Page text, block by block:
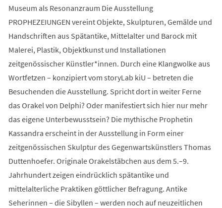
Museum als Resonanzraum Die Ausstellung
PROPHEZEIUNGEN vereint Objekte, Skulpturen, Gemälde und
Handschriften aus Spätantike, Mittelalter und Barock mit
Malerei, Plastik, Objektkunst und Installationen
zeitgenössischer Künstler*innen. Durch eine Klangwolke aus
Wortfetzen – konzipiert vom storyLab kiU – betreten die
Besuchenden die Ausstellung. Spricht dort in weiter Ferne
das Orakel von Delphi? Oder manifestiert sich hier nur mehr
das eigene Unterbewusstsein? Die mythische Prophetin
Kassandra erscheint in der Ausstellung in Form einer
zeitgenössischen Skulptur des Gegenwartskünstlers Thomas
Duttenhoefer. Originale Orakelstäbchen aus dem 5.–9.
Jahrhundert zeigen eindrücklich spätantike und
mittelalterliche Praktiken göttlicher Befragung. Antike
Seherinnen – die Sibyllen – werden noch auf neuzeitlichen